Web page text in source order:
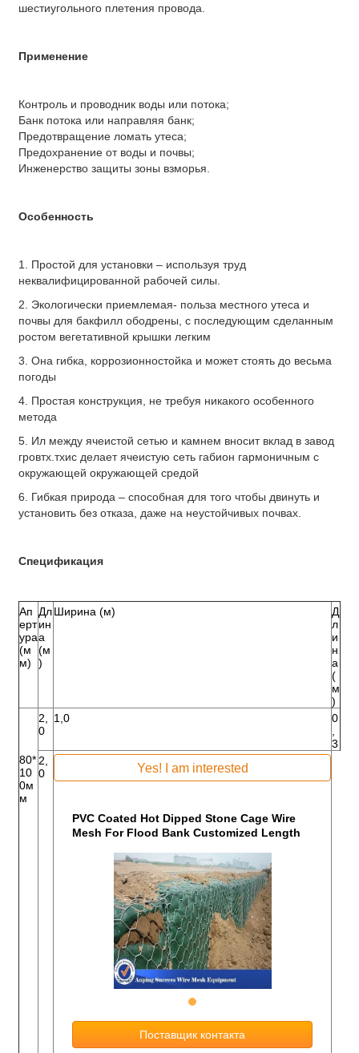
шестиугольного плетения провода.
Применение
Контроль и проводник воды или потока;
Банк потока или направляя банк;
Предотвращение ломать утеса;
Предохранение от воды и почвы;
Инженерство защиты зоны взморья.
Особенность
1. Простой для установки – используя труд
неквалифицированной рабочей силы.
2. Экологически приемлемая- польза местного утеса и
почвы для бакфилл ободрены, с последующим сделанным
ростом вегетативной крышки легким
3. Она гибка, коррозионностойка и может стоять до весьма
погоды
4. Простая конструкция, не требуя никакого особенного
метода
5. Ил между ячеистой сетью и камнем вносит вклад в завод
гровтх.тхис делает ячеистую сеть габион гармоничным с
окружающей окружающей средой
6. Гибкая природа – способная для того чтобы двинуть и
установить без отказа, даже на неустойчивых почвах.
Спецификация
Ап
ерт
ура
(м
м)
Дл
ин
а
(м
)
Ширина (м)
Д
л
и
н
а
(
м
)
80*
10
0м
м
2,
0
1,0
0
,
3
2,
0
Yes! I am interested
PVC Coated Hot Dipped Stone Cage Wire
Mesh For Flood Bank Customized Length
Поставщик контакта